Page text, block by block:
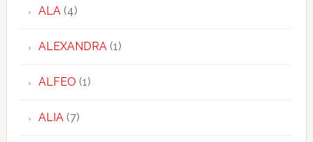
ALA(4)
ALEXANDRA(1)
ALFEO (1)
ALIA(7)